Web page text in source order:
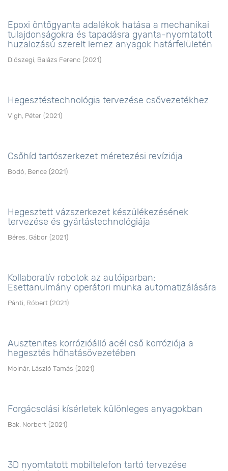
Epoxi öntőgyanta adalékok hatása a mechanikai
tulajdonságokra és tapadásra gyanta-nyomtatott
huzalozású szerelt lemez anyagok határfelületén
Diószegi, Balázs Ferenc (2021)
Hegesztéstechnológia tervezése csővezetékhez
Vigh, Péter (2021)
Csőhíd tartószerkezet méretezési revíziója
Bodó, Bence (2021)
Hegesztett vázszerkezet készülékezésének
tervezése és gyártástechnológiája
Béres, Gábor (2021)
Kollaboratív robotok az autóiparban:
Esettanulmány operátori munka automatizálására
Pánti, Róbert (2021)
Ausztenites korrózióálló acél cső korróziója a
hegesztés hőhatásövezetében
Molnár, László Tamás (2021)
Forgácsolási kísérletek különleges anyagokban
Bak, Norbert (2021)
3D nyomtatott mobiltelefon tartó tervezése